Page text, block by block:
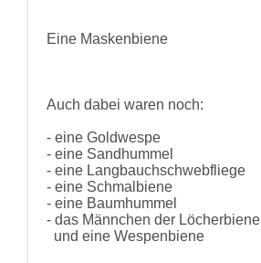
BiologischeEine Maskenbiene
Auch dabei waren noch:
- eine Goldwespe
- eine Sandhummel
- eine Langbauchschwebfliege
- eine Schmalbiene
- eine Baumhummel
- das Männchen der Löcherbiene
und eine Wespenbiene